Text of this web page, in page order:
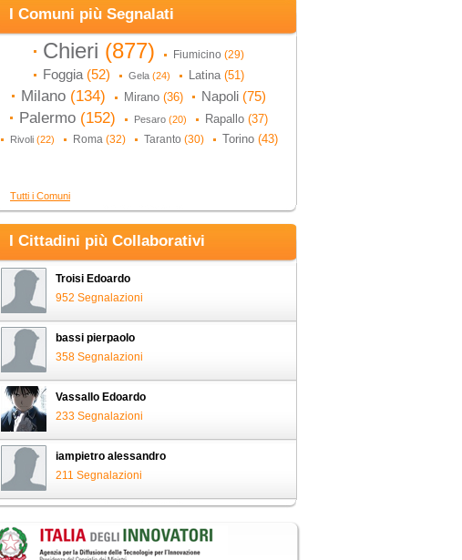
I Comuni più Segnalati
Chieri (877) Fiumicino (29)
Foggia (52) Gela (24) Latina (51)
Milano (134) Mirano (36) Napoli (75)
Palermo (152) Pesaro (20) Rapallo (37)
Rivoli (22) Roma (32) Taranto (30) Torino (43)
Tutti i Comuni
I Cittadini più Collaborativi
Troisi Edoardo
952 Segnalazioni
bassi pierpaolo
358 Segnalazioni
Vassallo Edoardo
233 Segnalazioni
iampietro alessandro
211 Segnalazioni